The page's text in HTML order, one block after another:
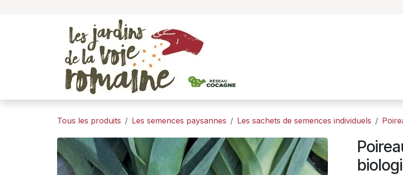
Tous les produits Les semences paysannes Les sachets de semences individuels